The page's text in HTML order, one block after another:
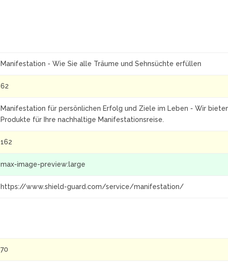
Manifestation - Wie Sie alle Träume und Sehnsüchte erfüllen
62
Manifestation für persönlichen Erfolg und Ziele im Leben - Wir
Produkte für Ihre nachhaltige Manifestationsreise.
162
max-image-preview:large
https://www.shield-guard.com/service/manifestation/
70